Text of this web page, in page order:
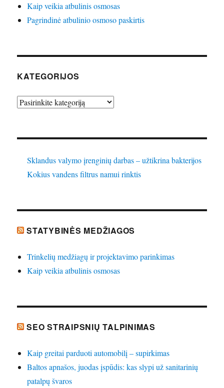
Kaip veikia atbulinis osmosas
Pagrindinė atbulinio osmoso paskirtis
KATEGORIJOS
Kategorijos
Sklandus valymo įrenginių darbas – užtikrina bakterijos
Kokius vandens filtrus namui rinktis
STATYBINĖS MEDŽIAGOS
Trinkelių medžiagų ir projektavimo parinkimas
Kaip veikia atbulinis osmosas
SEO STRAIPSNIŲ TALPINIMAS
Kaip greitai parduoti automobilį – supirkimas
Baltos apnašos, juodas įspūdis: kas slypi už sanitarinių
patalpų švaros